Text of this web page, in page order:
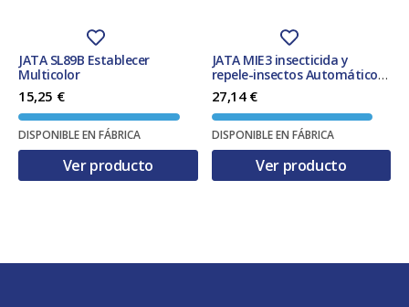
JATA SL89B Establecer
Multicolor
15,25 €
DISPONIBLE EN FÁBRICA
Ver producto
JATA MIE3 insecticida y
repele-insectos Automático
Apto para uso en interior
Blanco
27,14 €
DISPONIBLE EN FÁBRICA
Ver producto